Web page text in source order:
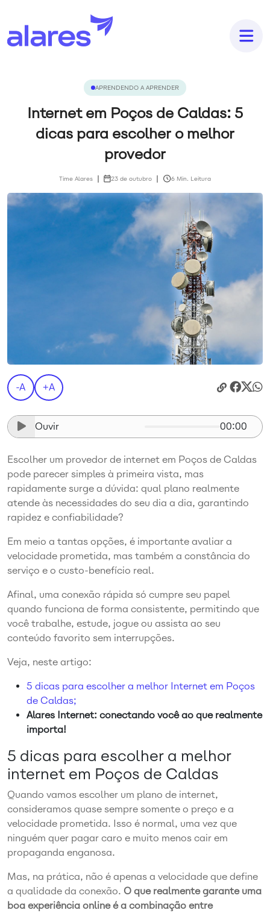
APRENDENDO A APRENDER
Internet em Poços de Caldas: 5
dicas para escolher o melhor
provedor
Time Alares 23 de outubro 6 Min. Leitura
-A +A
Ouvir 00:00
Escolher um provedor de internet em Poços de Caldas
pode parecer simples à primeira vista, mas
rapidamente surge a dúvida: qual plano realmente
atende às necessidades do seu dia a dia, garantindo
rapidez e confiabilidade?
Em meio a tantas opções, é importante avaliar a
velocidade prometida, mas também a constância do
serviço e o custo-benefício real.
Afinal, uma conexão rápida só cumpre seu papel
quando funciona de forma consistente, permitindo que
você trabalhe, estude, jogue ou assista ao seu
conteúdo favorito sem interrupções.
Veja, neste artigo:
5 dicas para escolher a melhor Internet em Poços
de Caldas;
Alares Internet: conectando você ao que realmente
importa!
5 dicas para escolher a melhor
internet em Poços de Caldas
Quando vamos escolher um plano de internet,
consideramos quase sempre somente o preço e a
velocidade prometida. Isso é normal, uma vez que
ninguém quer pagar caro e muito menos cair em
propaganda enganosa.
Mas, na prática, não é apenas a velocidade que define
a qualidade da conexão. O que realmente garante uma
boa experiência online é a combinação entre